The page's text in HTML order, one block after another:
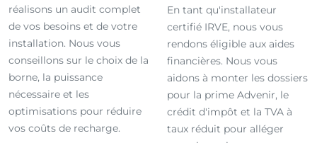
réalisons un audit complet
de vos besoins et de votre
installation. Nous vous
conseillons sur le choix de la
borne, la puissance
nécessaire et les
optimisations pour réduire
vos coûts de recharge.
En tant qu'installateur
certifié IRVE, nous vous
rendons éligible aux aides
financières. Nous vous
aidons à monter les dossiers
pour la prime Advenir, le
crédit d'impôt et la TVA à
taux réduit pour alléger